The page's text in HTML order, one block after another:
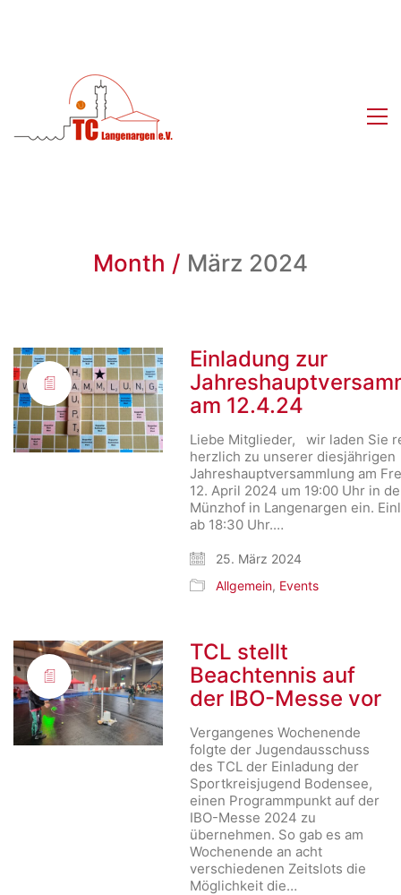
Month / März 2024
Einladung zur
am 12.4.24
Liebe Mitglieder, wir laden Sie
herzlich zu unserer diesjährigen
Jahreshauptversammlung am
12. April 2024 um 19:00 Uhr in
Münzhof in Langenargen ein.
ab 18:30 Uhr.…
25. März 2024
Allgemein, Events
TCL stellt
Beachtennis auf
der IBO-Messe vor
Vergangenes Wochenende
folgte der Jugendausschuss
des TCL der Einladung der
Sportkreisjugend Bodensee,
einen Programmpunkt auf der
IBO-Messe 2024 zu
übernehmen. So gab es am
Wochenende an acht
verschiedenen Zeitslots die
Möglichkeit die…